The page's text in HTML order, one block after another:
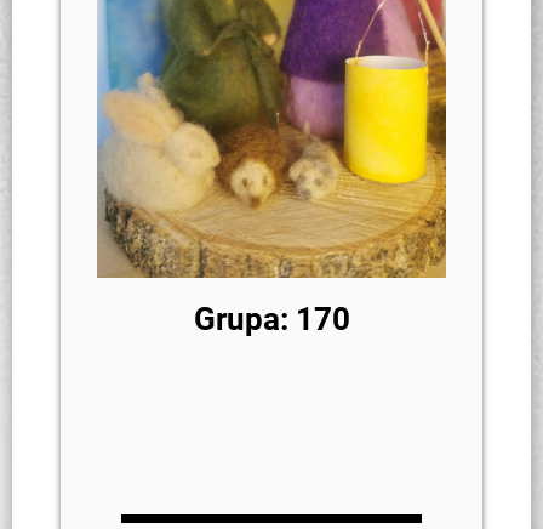
Grupa: 170